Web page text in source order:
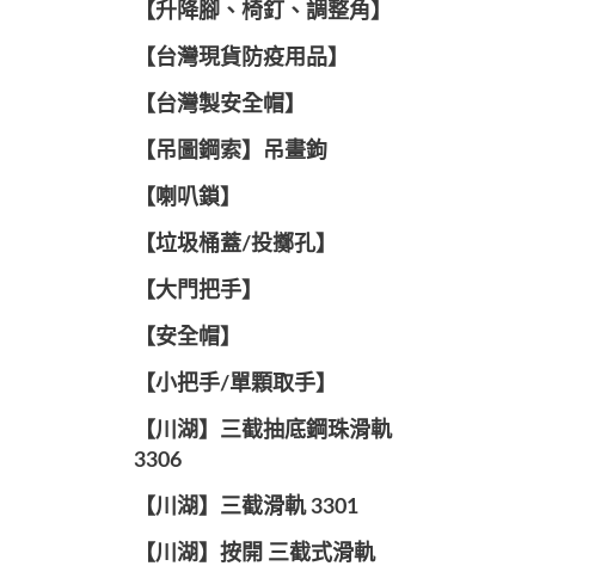
【升降腳、椅釘、調整角】
【台灣現貨防疫用品】
【台灣製安全帽】
【吊圖鋼索】吊畫鉤
【喇叭鎖】
【垃圾桶蓋/投擲孔】
【大門把手】
【安全帽】
【小把手/單顆取手】
【川湖】三截抽底鋼珠滑軌
3306
【川湖】三截滑軌 3301
【川湖】按開 三截式滑軌